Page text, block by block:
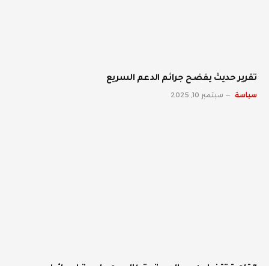
تقرير حديث يفضح جرائم الدعم السريع
سياسة سبتمبر 10, 2025